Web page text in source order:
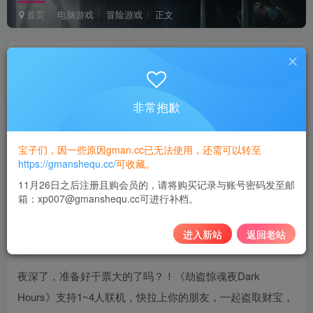
首页 电脑游戏 冒险游戏 正文
关注
劫盗惊魂夜｜Dark Hours｜官方中文-v0.9.19637｜3.87G｜免安装
此内容为付费资源，请付费后查看
10积分
黄金会员 免费
登录购买
夜深了，准备好干票大的了吗？！《劫盗惊魂夜Dark
Hours》支持1~4人联机，快拉上你的朋友，一起盗取财宝，
非常抱歉
宝子们，因一些原因gman.cc已无法使用，还需可以转至
https://gmanshequ.cc/可收藏。
11月26日之后注册且购会员的，请将购买记录与账号密码发至邮
箱：xp007@gmanshequ.cc可进行补档。
进入新站 返回老站